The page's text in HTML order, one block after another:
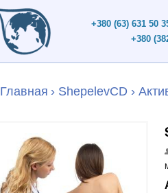
+380 (63) 631 50
+380
Главная › ShepelevCD ›